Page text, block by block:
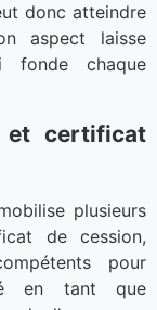
donc atteindre
aspect laisse
fonde chaque
et certificat
plusieurs
de cession,
pour
en tant que